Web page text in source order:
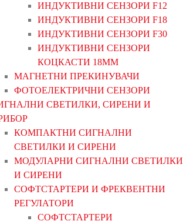
ИНДУКТИВНИ СЕНЗОРИ F12
ИНДУКТИВНИ СЕНЗОРИ F18
ИНДУКТИВНИ СЕНЗОРИ F30
ИНДУКТИВНИ СЕНЗОРИ
КОЦКАСТИ 18ММ
МАГНЕТНИ ПРЕКИНУВАЧИ
ФОТОЕЛЕКТРИЧНИ СЕНЗОРИ
СВЕТИЛКИ, СИРЕНИ И
КОМПАКТНИ СИГНАЛНИ
СВЕТИЛКИ И СИРЕНИ
МОДУЛАРНИ СИГНАЛНИ СВЕТИЛКИ
И СИРЕНИ
СОФТСТАРТЕРИ И ФРЕКВЕНТНИ
РЕГУЛАТОРИ
СОФТСТАРТЕРИ